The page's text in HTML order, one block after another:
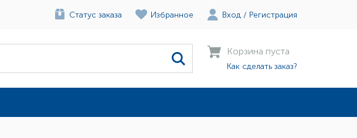
Статус заказа Избранное Вход / Регистрация
Корзина пуста
Как сделать заказ?